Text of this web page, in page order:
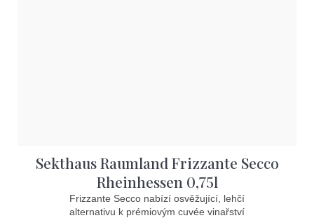
Sekthaus Raumland Frizzante Secco
Rheinhessen 0,75l
Frizzante Secco nabízí osvěžující, lehčí
alternativu k prémiovým cuvée vinařství